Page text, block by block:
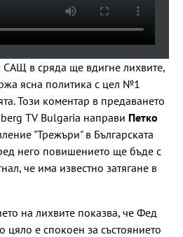
в сряда ще вдигне лихвите,
ясна политика с цел №1
Този коментар в предаването
TV Bulgaria направи Петко
"Трежъри" в Българската
него повишението ще бъде с
че има известно затягане в
на лихвите показва, че Фед
цяло е спокоен за състоянието